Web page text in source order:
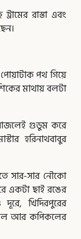
রাস্তা এবং
পথ গিয়ে
মাথায় বলটা
গুডুম করে
হরিনাথবাবুর
সার-সার নৌকো
একটা ছাই রঙের
খিদিরপুরের
আর কপিকলের